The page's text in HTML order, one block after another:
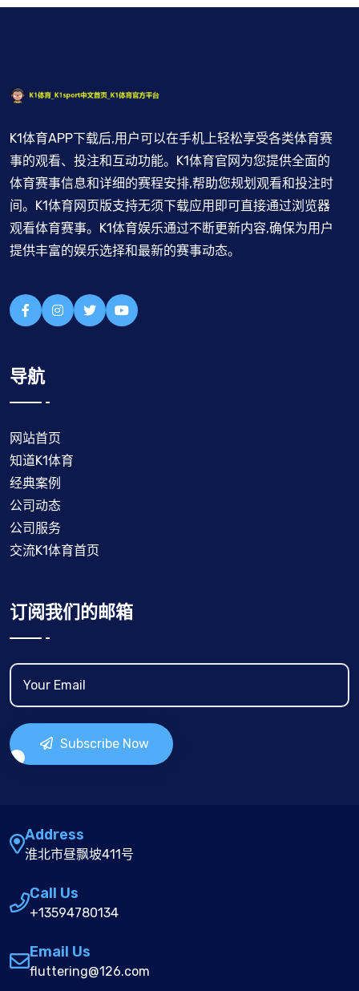
K1体育APP下载后,用户可以在手机上轻松享受各类体育赛
事的观看、投注和互动功能。K1体育官网为您提供全面的
体育赛事信息和详细的赛程安排,帮助您规划观看和投注时
间。K1体育网页版支持无须下载应用即可直接通过浏览器
观看体育赛事。K1体育娱乐通过不断更新内容,确保为用户
提供丰富的娱乐选择和最新的赛事动态。
导航
网站首页
知道K1体育
经典案例
公司动态
公司服务
交流K1体育首页
订阅我们的邮箱
Subscribe Now
Address
淮北市昼飘坡411号
Call Us
+13594780134
Email Us
fluttering@126.com